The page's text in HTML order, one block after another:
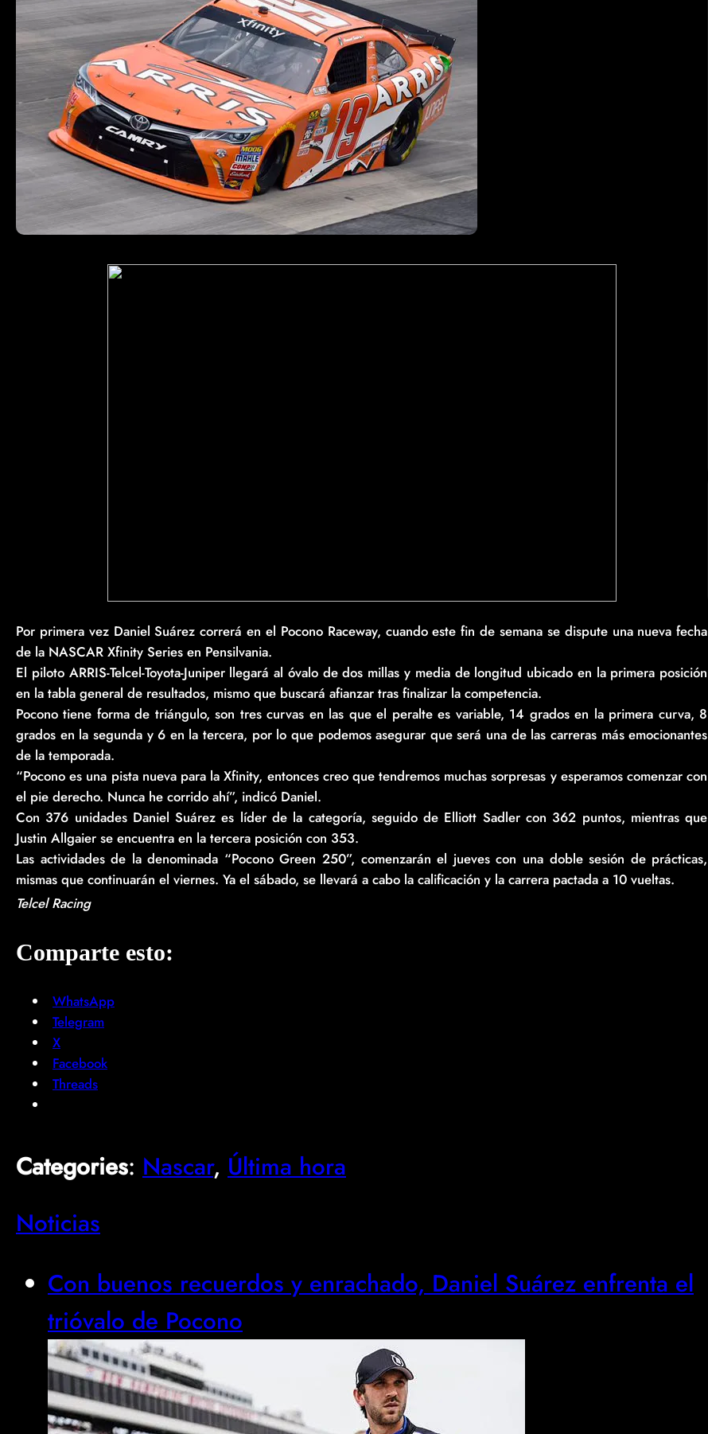
Por primera vez Daniel Suárez correrá en el Pocono Raceway, cuando este fin de semana se dispute una nueva fecha
de la NASCAR Xfinity Series en Pensilvania.
El piloto ARRIS-Telcel-Toyota-Juniper llegará al óvalo de dos millas y media de longitud ubicado en la primera posición
en la tabla general de resultados, mismo que buscará afianzar tras finalizar la competencia.
Pocono tiene forma de triángulo, son tres curvas en las que el peralte es variable, 14 grados en la primera curva, 8
grados en la segunda y 6 en la tercera, por lo que podemos asegurar que será una de las carreras más emocionantes
de la temporada.
“Pocono es una pista nueva para la Xfinity, entonces creo que tendremos muchas sorpresas y esperamos comenzar con
el pie derecho. Nunca he corrido ahí”, indicó Daniel.
Con 376 unidades Daniel Suárez es líder de la categoría, seguido de Elliott Sadler con 362 puntos, mientras que
Justin Allgaier se encuentra en la tercera posición con 353.
Las actividades de la denominada “Pocono Green 250”, comenzarán el jueves con una doble sesión de prácticas,
mismas que continuarán el viernes. Ya el sábado, se llevará a cabo la calificación y la carrera pactada a 10 vueltas.
Telcel Racing
Comparte esto:
WhatsApp
Telegram
X
Facebook
Threads
Categories: Nascar, Última hora
Noticias
Con buenos recuerdos y enrachado, Daniel Suárez enfrenta el
trióvalo de Pocono